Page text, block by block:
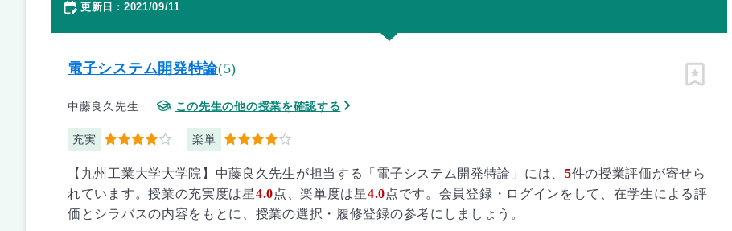
更新日 ： 2021/09/11
電子システム開発特論(5)
中藤良久先生 この先生の他の授業を確認する
充実 4 楽単 4
ピン留め
【九州工業大学大学院】中藤良久先生が担当する「電子システム開発特論」には、 5件の授業評価が寄せら
れています。授業の充実度は星4.0点、楽単度は星4.0点です。会員登録・ログインをして、在学生による評
価とシラバスの内容をもとに、授業の選択・履修登録の参考にしましょう。